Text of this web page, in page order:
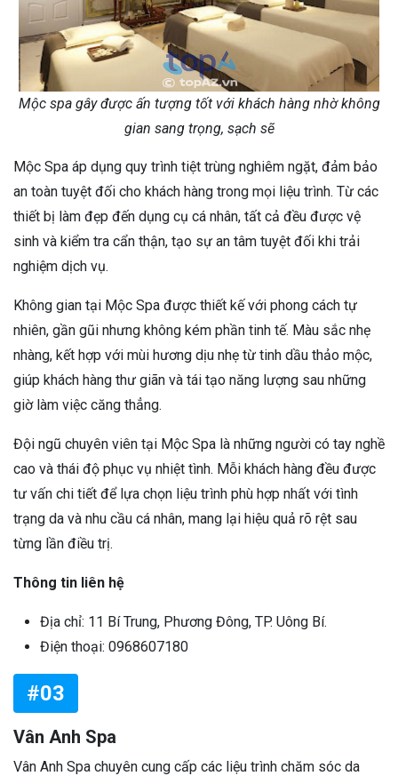
Mộc spa gây được ấn tượng tốt với khách hàng nhờ không
gian sang trọng, sạch sẽ
Mộc Spa áp dụng quy trình tiệt trùng nghiêm ngặt, đảm bảo
an toàn tuyệt đối cho khách hàng trong mọi liệu trình. Từ các
thiết bị làm đẹp đến dụng cụ cá nhân, tất cả đều được vệ
sinh và kiểm tra cẩn thận, tạo sự an tâm tuyệt đối khi trải
nghiệm dịch vụ.
Không gian tại Mộc Spa được thiết kế với phong cách tự
nhiên, gần gũi nhưng không kém phần tinh tế. Màu sắc nhẹ
nhàng, kết hợp với mùi hương dịu nhẹ từ tinh dầu thảo mộc,
giúp khách hàng thư giãn và tái tạo năng lượng sau những
giờ làm việc căng thẳng.
Đội ngũ chuyên viên tại Mộc Spa là những người có tay nghề
cao và thái độ phục vụ nhiệt tình. Mỗi khách hàng đều được
tư vấn chi tiết để lựa chọn liệu trình phù hợp nhất với tình
trạng da và nhu cầu cá nhân, mang lại hiệu quả rõ rệt sau
từng lần điều trị.
Thông tin liên hệ
Địa chỉ: 11 Bí Trung, Phương Đông, TP. Uông Bí.
Điện thoại: 0968607180
#03
Vân Anh Spa
Vân Anh Spa chuyên cung cấp các liệu trình chăm sóc da